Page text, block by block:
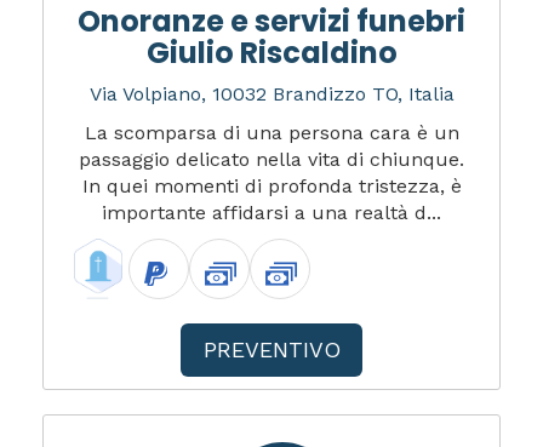
Onoranze e servizi funebri
Giulio Riscaldino
Via Volpiano, 10032 Brandizzo TO, Italia
La scomparsa di una persona cara è un
passaggio delicato nella vita di chiunque.
In quei momenti di profonda tristezza, è
importante affidarsi a una realtà d...
PREVENTIVO